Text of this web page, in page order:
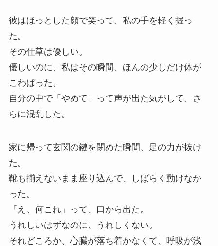
彼はほっとした顔で笑って、私の手を軽く握っ
た。
その仕草は優しい。
優しいのに、私はその瞬間、ほんの少しだけ体が
こわばった。
自分の中で「やめて」って声が出た気がして、さ
らに混乱した。
家に帰って玄関の鍵を閉めた瞬間、足の力が抜け
た。
靴も揃えないまま座り込んで、しばらく動けなか
った。
「え、何これ」って、口から出た。
うれしいはずなのに、うれしくない。
それどころか、心臓が落ち着かなくて、呼吸が浅